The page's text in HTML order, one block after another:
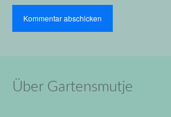
Über Gartensmutje